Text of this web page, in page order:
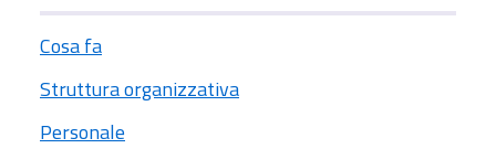
Cosa fa
Struttura organizzativa
Personale